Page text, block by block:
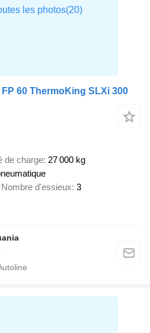
60 ThermoKing SLXi 300
de charge 27 000 kg
Nombre d'essieux 3